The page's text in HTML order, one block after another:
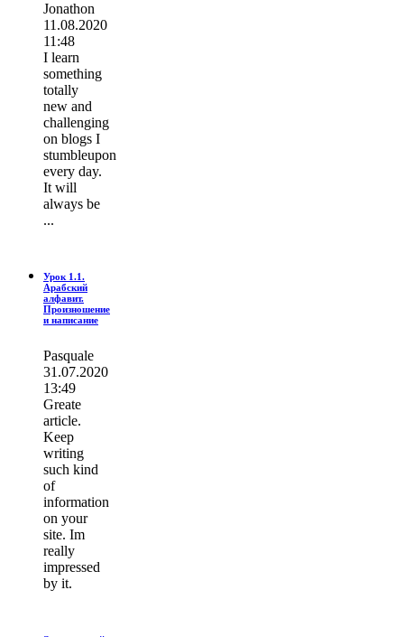
Jonathon
11.08.2020
11:48
I learn
ѕοmething
totally
new and
challenging
on blogs I
stumbleupon
every day.
It wіll
always be
...
Урок 1.1.
Арабский
алфавит.
Произношение
и написание
Pasquale
31.07.2020
13:49
Greate
article.
Keep
writing
such kind
of
information
on your
site. Im
really
impressed
by it.